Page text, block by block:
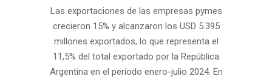
Las exportaciones de las empresas pymes
crecieron 15% y alcanzaron los USD 5.395
millones exportados, lo que representa el
11,5% del total exportado por la República
Argentina en el período enero-julio 2024. En